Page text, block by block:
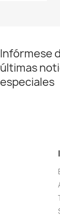
Infórmese
últimas
especiales